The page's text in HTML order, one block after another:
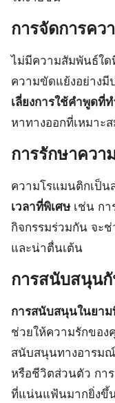
การจัดการคว
ไม่มีความสัมพันธ์ใ
ความขัดแย้งอย่างมี
เลี่ยงการใช้คำพูดที่
หาทางออกที่เหมาะ
การรักษาควา
ความโรแมนติกเป็
เวลาที่พิเศษ เช่น กา
กิจกรรมร่วมกัน จะ
และน่าตื่นเต้น
การสนับสนุน
การสนับสนุนในยา
ช่วยให้ความรักของ
สนับสนุนทางอารม
หรือชีวิตส่วนตัว กา
ที่แน่นแฟ้นมากยิ่งขึ้